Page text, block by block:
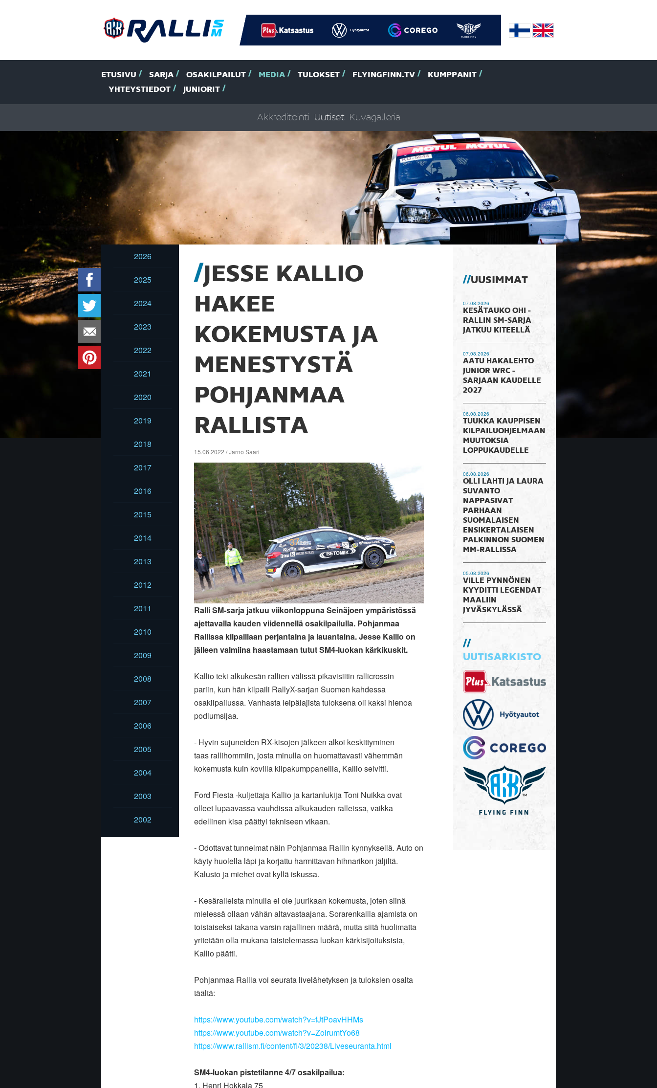
ETUSIVU SARJA OSAKILPAILUT MEDIA TULOKSET FLYINGFINN.TV
KUMPPANIT
YHTEYSTIEDOT
JUNIORIT
Akkreditointi Uutiset Kuvagalleria
2026
2025
2024
2023
2022
2021
2020
2019
2018
2017
2016
2015
2014
2013
2012
2011
2010
2009
2008
2007
2006
2005
2004
2003
2002
JESSE KALLIO
HAKEE
KOKEMUSTA JA
MENESTYSTÄ
POHJANMAA
RALLISTA
15.06.2022 / Jarno Saari
Ralli SM-sarja jatkuu viikonloppuna Seinäjoen ympäristössä
ajettavalla kauden viidennellä osakilpailulla. Pohjanmaa
Rallissa kilpaillaan perjantaina ja lauantaina. Jesse Kallio on
jälleen valmiina haastamaan tutut SM4-luokan kärkikuskit.
Kallio teki alkukesän rallien välissä pikavisiitin rallicrossin
pariin, kun hän kilpaili RallyX-sarjan Suomen kahdessa
osakilpailussa. Vanhasta leipälajista tuloksena oli kaksi hienoa
podiumsijaa.
- Hyvin sujuneiden RX-kisojen jälkeen alkoi keskittyminen
taas rallihommiin, josta minulla on huomattavasti vähemmän
kokemusta kuin kovilla kilpakumppaneilla, Kallio selvitti.
Ford Fiesta -kuljettaja Kallio ja kartanlukija Toni Nuikka ovat
olleet lupaavassa vauhdissa alkukauden ralleissa, vaikka
edellinen kisa päättyi tekniseen vikaan.
- Odottavat tunnelmat näin Pohjanmaa Rallin kynnyksellä. Auto on
käyty huolella läpi ja korjattu harmittavan hihnarikon jäljiltä.
Kalusto ja miehet ovat kyllä iskussa.
- Kesäralleista minulla ei ole juurikaan kokemusta, joten siinä
mielessäollaan vähän altavastaajana. Sorarenkailla ajamista on
toistaiseksi takana varsin rajallinen määrä, mutta siitä huolimatta
yritetään olla mukana taistelemassa luokan kärkisijoituksista,
Kallio päätti.
Pohjanmaa Rallia voi seurata livelähetyksen ja tuloksien osalta
täältä:
https://www.youtube.com/watch?v=fJtPoavHHMs
https://www.youtube.com/watch?v=ZolrumtYo68
https://www.rallism.fi/content/fi/3/20238/Liveseuranta.html
SM4-luokan pistetilanne 4/7 osakilpailua:
1. Henri Hokkala 75
UUSIMMAT
07.08.2026
KESÄTAUKO OHI -
RALLIN SM-SARJA
JATKUU KITEELLÄ
07.08.2026
AATU HAKALEHTO
JUNIOR WRC -
SARJAAN KAUDELLE
2027
06.08.2026
TUUKKA KAUPPISEN
KILPAILUOHJELMAAN
MUUTOKSIA
LOPPUKAUDELLE
06.08.2026
OLLI LAHTI JA LAURA
SUVANTO
NAPPASIVAT
PARHAAN
SUOMALAISEN
ENSIKERTALAISEN
PALKINNON SUOMEN
MM-RALLISSA
05.08.2026
VILLE PYNNÖNEN
KYYDITTI LEGENDAT
MAALIIN
JYVÄSKYLÄSSÄ
UUTISARKISTO